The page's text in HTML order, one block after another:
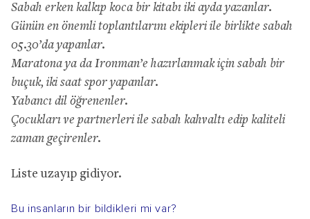
Sabah erken kalkıp koca bir kitabı iki ayda yazanlar.
Günün en önemli toplantılarını ekipleri ile birlikte sabah
05.30’da yapanlar.
Maratona ya da Ironman’e hazırlanmak için sabah bir
buçuk, iki saat spor yapanlar.
Yabancı dil öğrenenler.
Çocukları ve partnerleri ile sabah kahvaltı edip kaliteli
zaman geçirenler.
Liste uzayıp gidiyor.
Bu insanların bir bildikleri mi var?